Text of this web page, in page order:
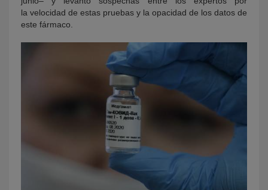
la velocidad de estas pruebas y la opacidad de los datos de
este fármaco.